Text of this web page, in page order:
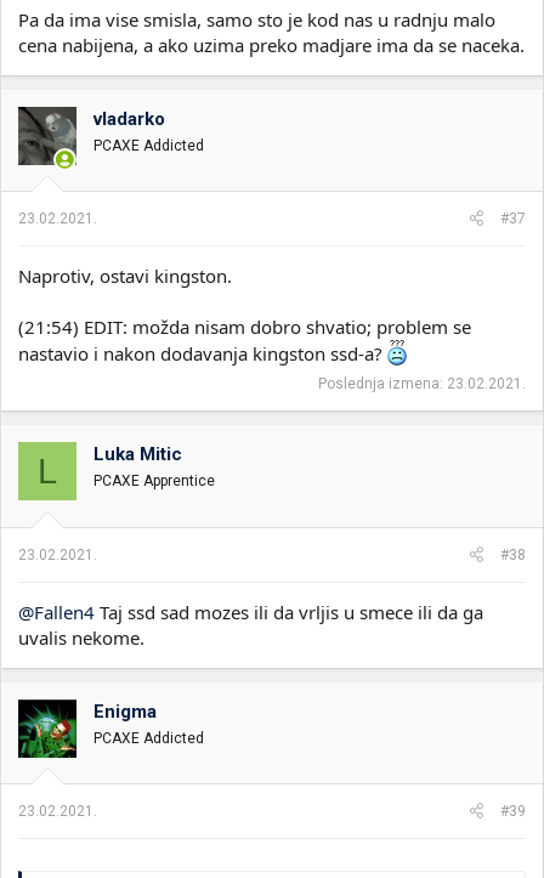
Pa da ima vise smisla, samo sto je kod nas u radnju malo
cena nabijena, a ako uzima preko madjare ima da se naceka.
vladarko
PCAXE Addicted
23.02.2021. #37
Naprotiv, ostavi kingston.
(21:54) EDIT: možda nisam dobro shvatio; problem se
nastavio i nakon dodavanja kingston ssd-a?
Poslednja izmena: 23.02.2021.
L Luka Mitic
PCAXE Apprentice
23.02.2021. #38
@Fallen4 Taj ssd sad mozes ili da vrljis u smece ili da ga
uvalis nekome.
Enigma
PCAXE Addicted
23.02.2021. #39